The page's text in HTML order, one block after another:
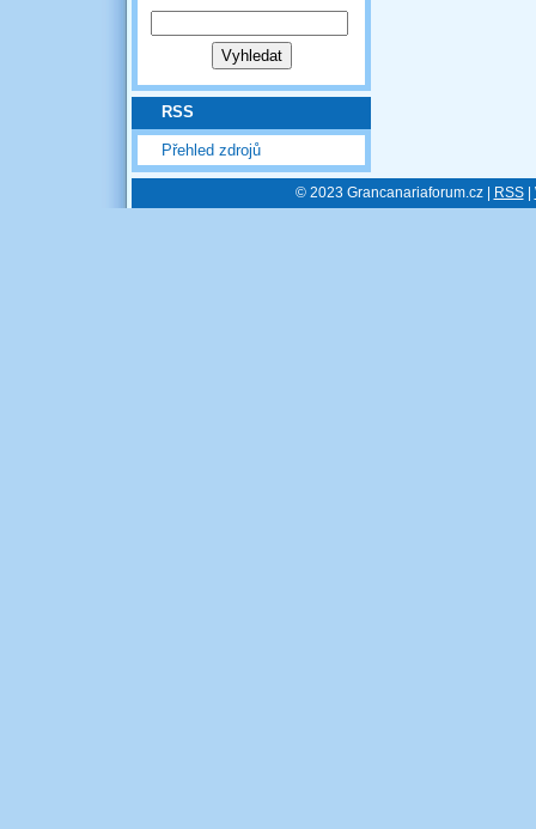
RSS
Přehled zdrojů
© 2023 Grancanariaforum.cz | RSS|